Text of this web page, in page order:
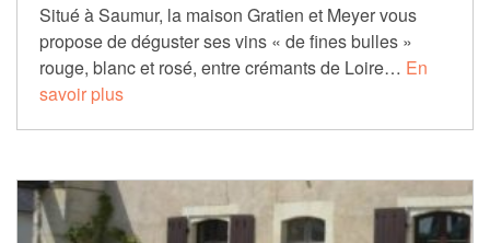
Situé à Saumur, la maison Gratien et Meyer vous
propose de déguster ses vins « de fines bulles »
rouge, blanc et rosé, entre crémants de Loire… En
savoir plus